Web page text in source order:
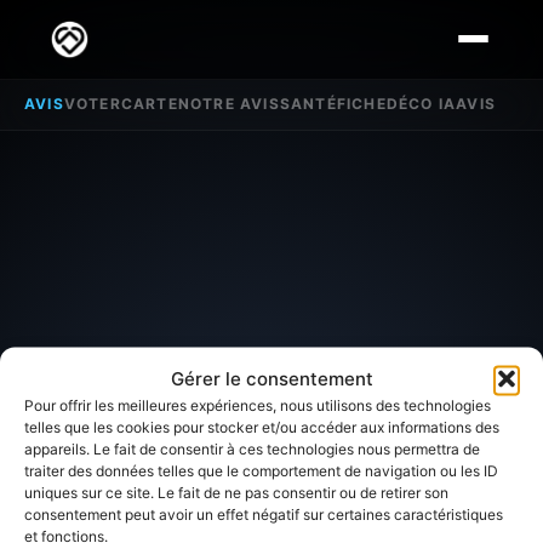
Gérer le consentement
Pour offrir les meilleures expériences, nous utilisons des technologies
telles que les cookies pour stocker et/ou accéder aux informations des
appareils. Le fait de consentir à ces technologies nous permettra de
traiter des données telles que le comportement de navigation ou les ID
uniques sur ce site. Le fait de ne pas consentir ou de retirer son
consentement peut avoir un effet négatif sur certaines caractéristiques
et fonctions.
AVISVOTERCARTENOTRE AVISSANTÉFICHEDÉCO IAAVIS
SECTEUR D'INTÉRÊT